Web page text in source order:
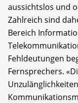
aussichtslos und
Zahlreich sind
Bereich
Fehldeutungen
Fernsprechers.